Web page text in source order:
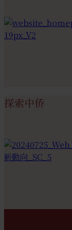
探索中侨